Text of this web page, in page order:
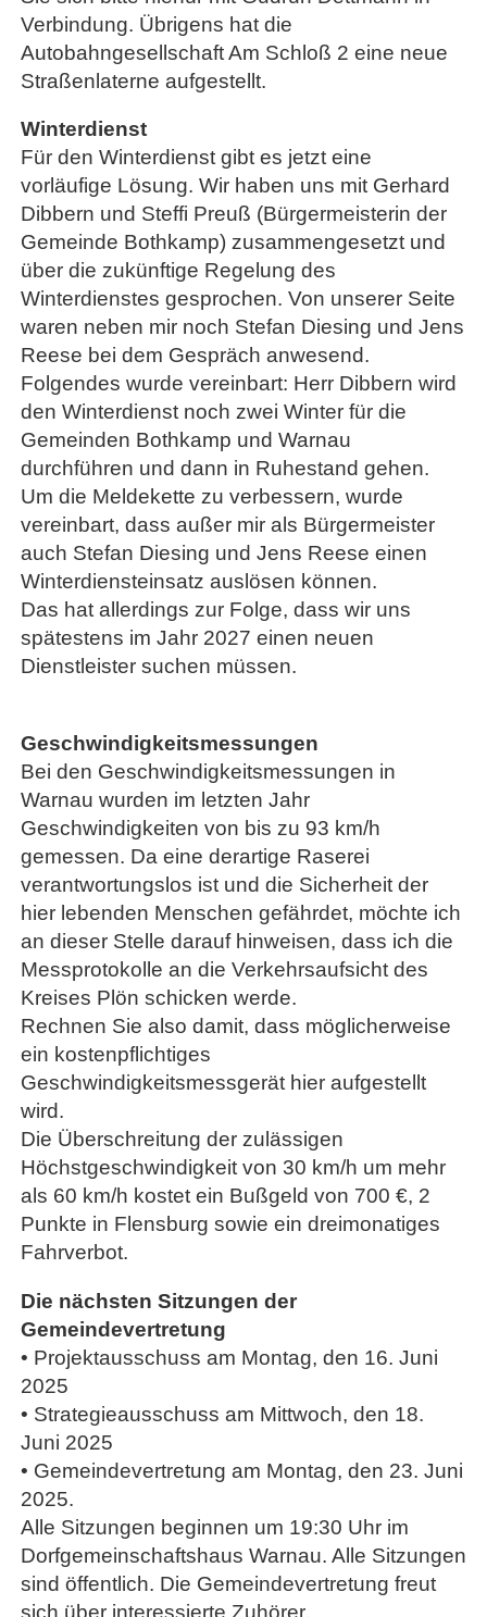
Verbindung. Übrigens hat die
Autobahngesellschaft Am Schloß 2 eine neue
Straßenlaterne aufgestellt.
Winterdienst
Für den Winterdienst gibt es jetzt eine
vorläufige Lösung. Wir haben uns mit Gerhard
Dibbern und Steffi Preuß (Bürgermeisterin der
Gemeinde Bothkamp) zusammengesetzt und
über die zukünftige Regelung des
Winterdienstes gesprochen. Von unserer Seite
waren neben mir noch Stefan Diesing und Jens
Reese bei dem Gespräch anwesend.
Folgendes wurde vereinbart: Herr Dibbern wird
den Winterdienst noch zwei Winter für die
Gemeinden Bothkamp und Warnau
durchführen und dann in Ruhestand gehen.
Um die Meldekette zu verbessern, wurde
vereinbart, dass außer mir als Bürgermeister
auch Stefan Diesing und Jens Reese einen
Winterdiensteinsatz auslösen können.
Das hat allerdings zur Folge, dass wir uns
spätestens im Jahr 2027 einen neuen
Dienstleister suchen müssen.
Geschwindigkeitsmessungen
Bei den Geschwindigkeitsmessungen in
Warnau wurden im letzten Jahr
Geschwindigkeiten von bis zu 93 km/h
gemessen. Da eine derartige Raserei
verantwortungslos ist und die Sicherheit der
hier lebenden Menschen gefährdet, möchte ich
an dieser Stelle darauf hinweisen, dass ich die
Messprotokolle an die Verkehrsaufsicht des
Kreises Plön schicken werde.
Rechnen Sie also damit, dass möglicherweise
ein kostenpflichtiges
Geschwindigkeitsmessgerät hier aufgestellt
wird.
Die Überschreitung der zulässigen
Höchstgeschwindigkeit von 30 km/h um mehr
als 60 km/h kostet ein Bußgeld von 700 €, 2
Punkte in Flensburg sowie ein dreimonatiges
Fahrverbot.
Die nächsten Sitzungen der
Gemeindevertretung
• Projektausschuss am Montag, den 16. Juni
2025
• Strategieausschuss am Mittwoch, den 18.
Juni 2025
• Gemeindevertretung am Montag, den 23. Juni
2025.
Alle Sitzungen beginnen um 19:30 Uhr im
Dorfgemeinschaftshaus Warnau. Alle Sitzungen
sind öffentlich. Die Gemeindevertretung freut
sich über interessierte Zuhörer.